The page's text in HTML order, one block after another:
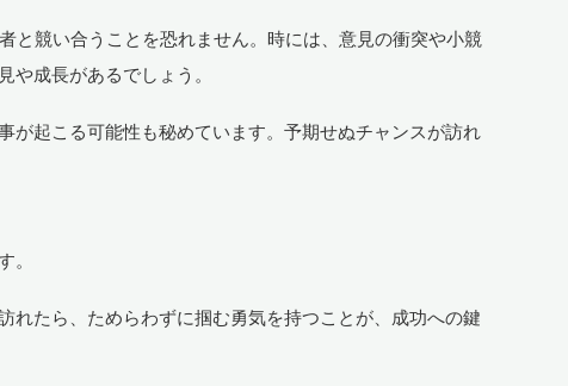
と競い合うことを恐れません。時には、意見の衝突や小競
や成長があるでしょう。
が起こる可能性も秘めています。予期せぬチャンスが訪れ
。
れたら、ためらわずに掴む勇気を持つことが、成功への鍵